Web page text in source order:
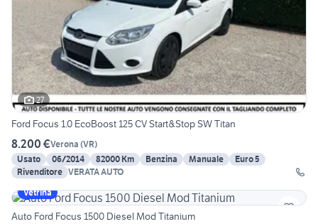
27
Ford Focus 1.0 EcoBoost 125 CV Start&Stop SW Titan
8.200 €Verona (VR)
Usato
06/2014 82000 Km Benzina Manuale
Euro 5
Rivenditore VERATA AUTO
Vetrina
Auto Ford Focus 1500 Diesel Mod Titanium